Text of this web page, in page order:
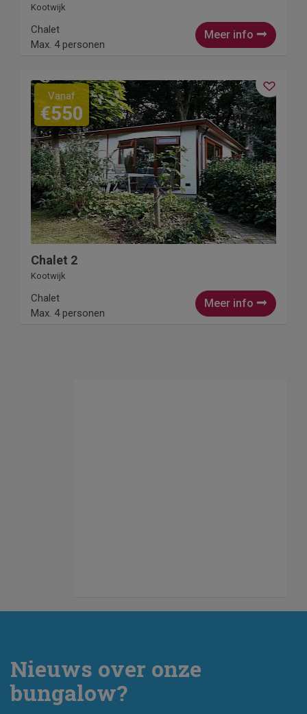
Kootwijk
Meer info
Chalet
Max. 4 personen
Vanaf
€550
Chalet 2
Kootwijk
Meer info
Chalet
Max. 4 personen
Nieuws over onze
bungalow?